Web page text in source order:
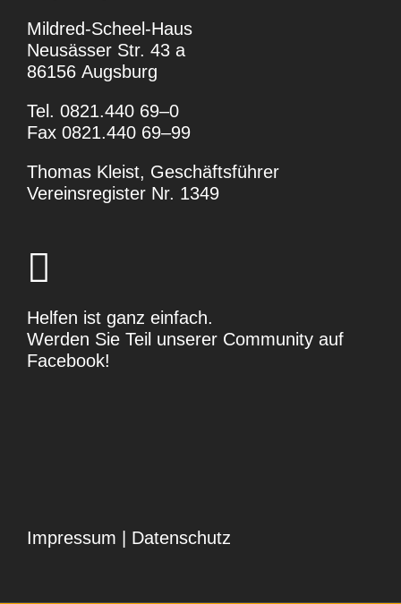
Mildred-Scheel-Haus
Neusässer Str. 43 a
86156 Augsburg
Tel. 0821.440 69–0
Fax 0821.440 69–99
Thomas Kleist, Geschäftsführer
Vereins­re­gister Nr. 1349
Helfen ist ganz einfach.
Werden Sie Teil unserer Community auf
Facebook!
Impressum Datenschutz